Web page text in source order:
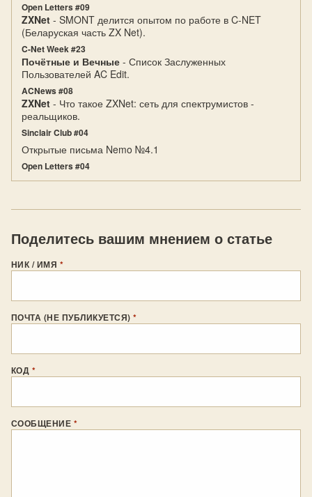
Open Letters #09
ZXNet - SMONT делится опытом по работе в C-NET
(Беларуская часть ZX Net).
C-Net Week #23
Почётные и Вечные - Список Заслуженных
Пользователей AC Edit.
ACNews #08
ZXNet - Что такое ZXNet: сеть для спектрумистов -
реальщиков.
Sinclair Club #04
Открытые письма Nemo №4.1
Open Letters #04
Поделитесь вашим мнением о статье
НИК / ИМЯ *
ПОЧТА (НЕ ПУБЛИКУЕТСЯ)*
КОД *
СООБЩЕНИЕ *